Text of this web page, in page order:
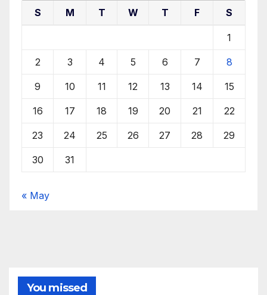
S M T W T F S
1
2 3 4 5 6 7 8
9 10 11 12 13 14 15
16 17 18 19 20 21 22
23 24 25 26 27 28 29
30 31
« May
You missed